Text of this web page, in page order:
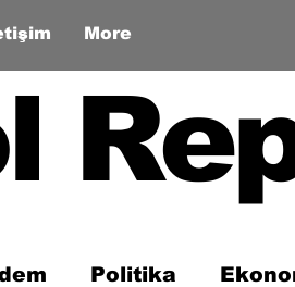
More
Politika